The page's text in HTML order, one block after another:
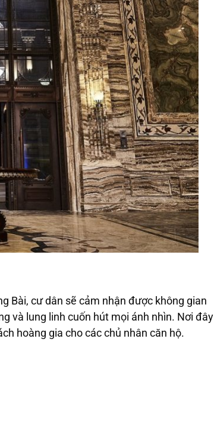
Bài, cư dân sẽ cảm nhận được không gian
và lung linh cuốn hút mọi ánh nhìn. Nơi đây
hoàng gia cho các chủ nhân căn hộ.